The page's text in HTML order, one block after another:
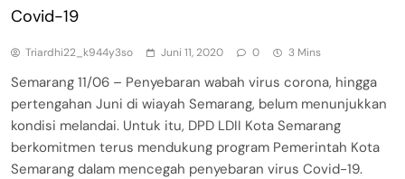
Covid-19
Triardhi22_k944y3so Juni 11, 2020 0 3 Mins
Semarang 11/06 – Penyebaran wabah virus corona, hingga
pertengahan Juni di wiayah Semarang, belum menunjukkan
kondisi melandai. Untuk itu, DPD LDII Kota Semarang
berkomitmen terus mendukung program Pemerintah Kota
Semarang dalam mencegah penyebaran virus Covid-19.